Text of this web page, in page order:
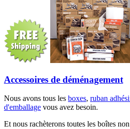
Accessoires de déménagement
Nous avons tous les boxes, ruban
d'emballage vous avez besoin.
Et nous rachèterons toutes les boîtes